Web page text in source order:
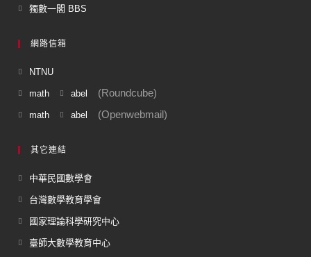
獨數一閣 BBS
網路信箱
NTNU
math abel (Roundcube)
math abel (Openwebmail)
其它連結
中華民國數學會
台灣數學教育學會
國家理論科學研究中心
臺師大數學教育中心